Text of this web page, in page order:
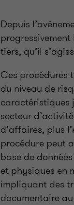
Depuis
tiers, qu’il
Ces procédures
du niveau de
caractéristiques
secteur
d’affaires, plus
procédure peut
base de
et physiques en
impliquant des
documentaire